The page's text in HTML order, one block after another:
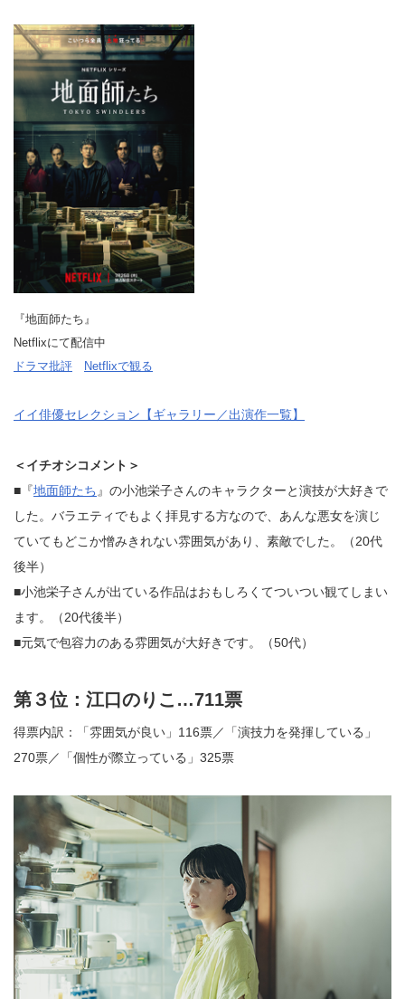
『地面師たち』
Netflixにて配信中
ドラマ批評
Netflixで観る
イイ俳優セレクション【ギャラリー／出演作一覧】
＜イチオシコメント＞
■『地面師たち 』の小池栄子さんのキャラクターと演技が大好きで
した。バラエティでもよく拝見する方なので、あんな悪女を演じ
ていてもどこか憎みきれない雰囲気があり、素敵でした。（20代
後半）
■小池栄子さんが出ている作品はおもしろくてついつい観てしまい
ます。（20代後半）
■元気で包容力のある雰囲気が大好きです。（50代）
第３位：江口のりこ…711票
得票内訳：「雰囲気が良い」116票／「演技力を発揮している」
270票／「個性が際立っている」325票